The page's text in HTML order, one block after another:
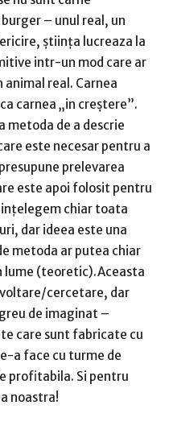
– unul real, un
știința lucreaza la
intr-un mod care ar
real. Carnea
carnea „in creștere”.
metoda de a descrie
este necesar pentru a
prelevarea
este apoi folosit pentru
chiar toata
dar ideea este una
metoda ar putea chiar
lume (teoretic).Aceasta
cercetare, dar
de imaginat –
care sunt fabricate cu
a face cu turme de
profitabila. Si pentru
noastra!